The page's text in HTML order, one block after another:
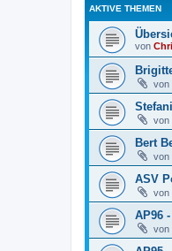
AKTIVE THEMEN
von
von
von
Bert
von
ASV
von
AP96
von